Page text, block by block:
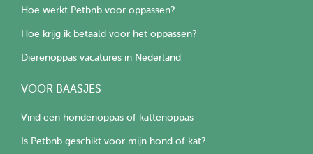
Hoe werkt Petbnb voor oppassen?
Hoe krijg ik betaald voor het oppassen?
Dierenoppas vacatures in Nederland
VOOR BAASJES
Vind een hondenoppas of kattenoppas
Is Petbnb geschikt voor mijn hond of kat?